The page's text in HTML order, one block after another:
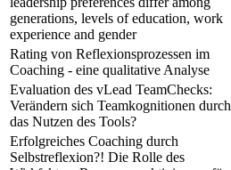
generations, levels of education, work
experience and gender
Rating von Reflexionsprozessen im
Coaching - eine qualitative Analyse
Evaluation des vLead TeamChecks:
Verändern sich Teamkognitionen durch
das Nutzen des Tools?
Erfolgreiches Coaching durch
Selbstreflexion?! Die Rolle des